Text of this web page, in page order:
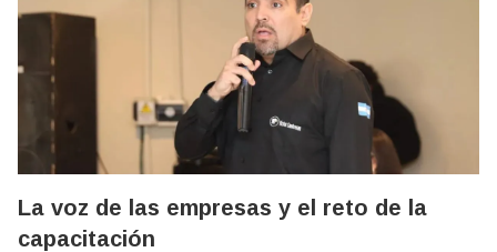
La voz de las empresas y el reto de la
capacitación